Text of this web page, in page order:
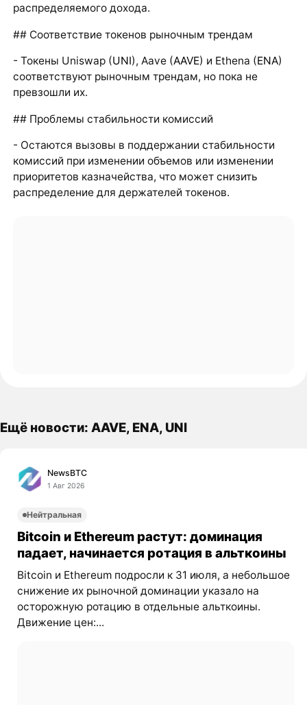
распределяемого дохода.
## Соответствие токенов рыночным трендам
- Токены Uniswap (UNI), Aave (AAVE) и Ethena (ENA)
соответствуют рыночным трендам, но пока не
превзошли их.
## Проблемы стабильности комиссий
- Остаются вызовы в поддержании стабильности
комиссий при изменении объемов или изменении
приоритетов казначейства, что может снизить
распределение для держателей токенов.
Ещё новости: AAVE, ENA, UNI
NewsBTC
1 Авг 2026
Нейтральная
Bitcoin и Ethereum растут: доминация
падает, начинается ротация в альткоины
Bitcoin и Ethereum подросли к 31 июля, а небольшое
снижение их рыночной доминации указало на
осторожную ротацию в отдельные альткоины.
Движение цен:...